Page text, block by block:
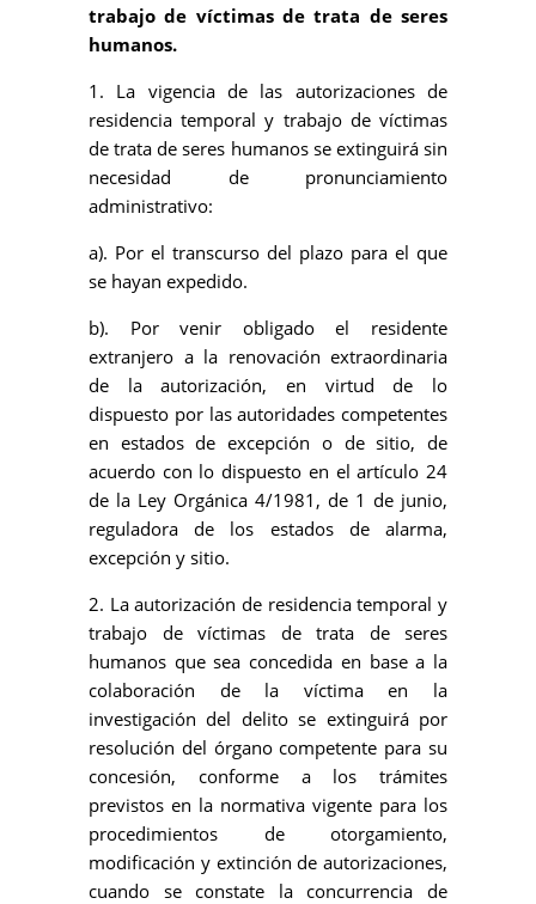
trabajo de víctimas de trata de seres
humanos.
1. La vigencia de las autorizaciones de
residencia temporal y trabajo de víctimas
de trata de seres humanos se extinguirá sin
necesidad de pronunciamiento
administrativo:
a). Por el transcurso del plazo para el que
se hayan expedido.
b). Por venir obligado el residente
extranjero a la renovación extraordinaria
de la autorización, en virtud de lo
dispuesto por las autoridades competentes
en estados de excepción o de sitio, de
acuerdo con lo dispuesto en el artículo 24
de la Ley Orgánica 4/1981, de 1 de junio,
reguladora de los estados de alarma,
excepción y sitio.
2. La autorización de residencia temporal y
trabajo de víctimas de trata de seres
humanos que sea concedida en base a la
colaboración de la víctima en la
investigación del delito se extinguirá por
resolución del órgano competente para su
concesión, conforme a los trámites
previstos en la normativa vigente para los
procedimientos de otorgamiento,
modificación y extinción de autorizaciones,
cuando se constate la concurrencia de